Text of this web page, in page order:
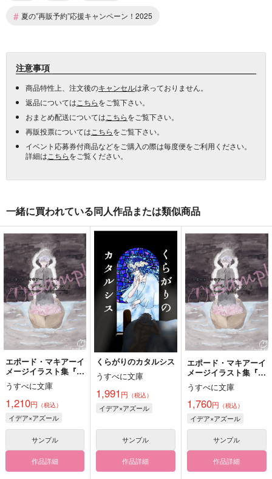
# 夏の”再販予約”応援キャンペーン！2025
注意事項
商品特性上、注文後のキャンセルは承っておりません。
返品については こちらをご覧下さい。
おまとめ配送については こちらをご覧下さい。
再販投票については こちらをご覧下さい。
イベント応募券付商品などをご購入の際は毎度便をご利用ください。
詳細は こちらをご覧ください。
一緒に買われている同人作品または類似商品
エポード・マキアーイ
メージイラスト集『フ
ァンタズマ（亡霊）』
うすべに文庫
1,210円 （税込）
イデア×アズール
サンプル
作品詳細
くらがりのカタルシス
うすべに文庫
1,991 円 （税込）
イデア×アズール
サンプル
作品詳細
エポード・マキアーイ
メージイラスト集『フ
ァンタズマ（亡霊）』
ポストカードブック付
き
うすべに文庫
1,760円 （税込）
イデア×アズール
サンプル
作品詳細